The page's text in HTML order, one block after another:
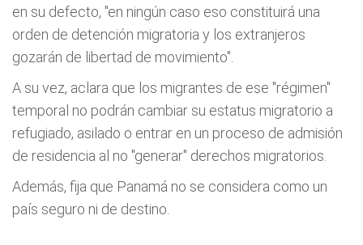
en su defecto, "en ningún caso eso constituirá una
orden de detención migratoria y los extranjeros
gozarán de libertad de movimiento".
A su vez, aclara que los migrantes de ese "régimen"
temporal no podrán cambiar su estatus migratorio a
refugiado, asilado o entrar en un proceso de admisión
de residencia al no "generar" derechos migratorios.
Además, fija que Panamá no se considera como un
país seguro ni de destino.